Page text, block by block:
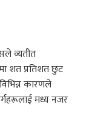
व्यतीत
शत प्रतिशत छुट
कारणले
मध्य नजर